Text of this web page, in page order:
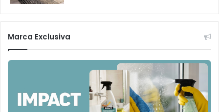
Marca Exclusiva